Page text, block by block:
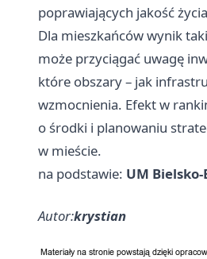
poprawiających jakość
Dla mieszkańców wynik
może przyciągać uwagę
które obszary – jak
wzmocnienia. Efekt w
o środki i planowaniu
w mieście.
na podstawie: UM Bielsko-
Autor:krystian